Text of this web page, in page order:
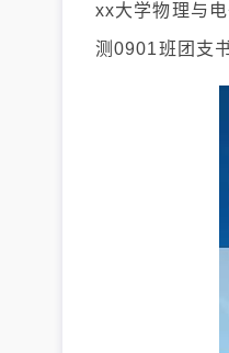
xx大学物理与
测0901班团支书